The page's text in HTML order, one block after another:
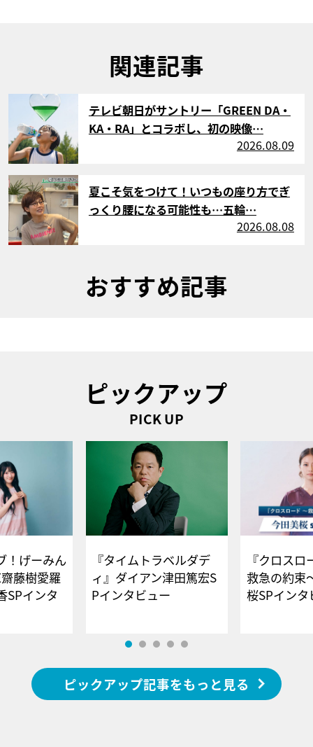
関連記事
テレビ朝日がサントリー「GREEN DA・
KA・RA」とコラボし、初の映像…
2026.08.09
サムネイル
夏こそ気をつけて！いつもの座り方でぎ
っくり腰になる可能性も…五輪…
2026.08.08
おすすめ記事
ピックアップ
PICK UP
！げーみん
藤樹愛羅
SPインタ
『タイムトラベルダデ
ィ』ダイアン津田篤宏S
Pインタビュー
『クロス
救急の約束
桜SPイ
ピックアップ記事をもっと見る